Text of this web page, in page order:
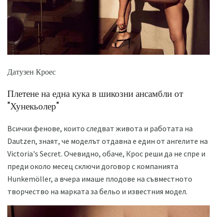
Датузен Кроес
Плетене на една кука в шикозни ансамбли от
"Хунекьолер"
Всички фенове, които следват живота и работата на
Dautzen, знаят, че моделът отдавна е един от ангелите на
Victoria's Secret. Очевидно, обаче, Крос реши да не спре и
преди около месец сключи договор с компанията
Hunkemöller, а вчера имаше плодове на съвместното
творчество на марката за бельо и известния модел.